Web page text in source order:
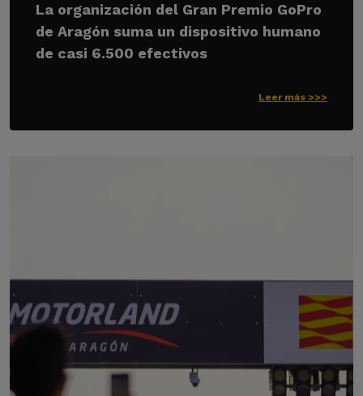
La organización del Gran Premio GoPro
de Aragón suma un dispositivo humano
de casi 6.500 efectivos
Leer más >>>